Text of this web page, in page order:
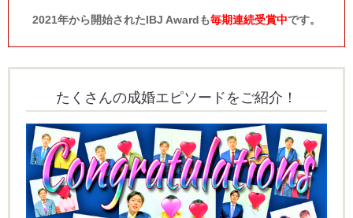
2021年から開始されたIBJ Awardも毎期連続受賞中です。
たくさんの成婚エピソードをご紹介！